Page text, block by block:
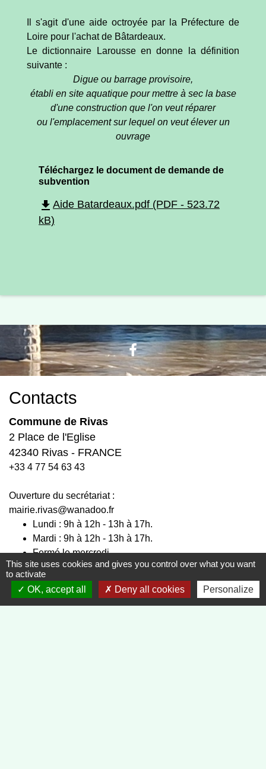
Il s'agit d'une aide octroyée par la Préfecture de
Loire pour l'achat de Bâtardeaux.
Le dictionnaire Larousse en donne la définition
suivante :
Digue ou barrage provisoire,
établi en site aquatique pour mettre à sec la base
d'une construction que l'on veut réparer
ou l'emplacement sur lequel on veut élever un
ouvrage
Téléchargez le document de demande de
subvention
file_download Aide Batardeaux.pdf (PDF - 523.72
kB)
Contacts
Commune de Rivas
2 Place de l'Eglise
42340 Rivas - FRANCE
+33 4 77 54 63 43
Ouverture du secrétariat :
mairie.rivas@wanadoo.fr
Lundi : 9h à 12h - 13h à 17h.
Mardi : 9h à 12h - 13h à 17h.
Fermé le mercredi.
Jeudi : 9h à 12h - 13h à 17h.
Vendredi : 9h à 12h - 13h à 16h.
This site uses cookies and gives you control over what you want
to activate
OK, accept all
Deny all cookies Personalize